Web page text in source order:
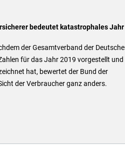
bedeutet katastrophales
der Gesamtverband der
für das Jahr 2019 vorgestellt und
hat, bewertet der Bund der
der Verbraucher ganz anders.